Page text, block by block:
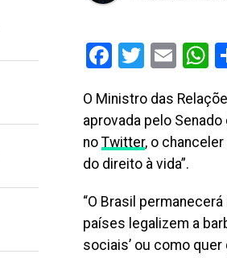
Facebook
Twitter
O Ministro das
aprovada pelo
no Twitter, o
do direito à vida”.
“O Brasil
países legalizem a
sociais’ ou como